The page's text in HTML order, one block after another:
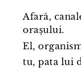
Afară,
orașului.
El,
tu, pata lui